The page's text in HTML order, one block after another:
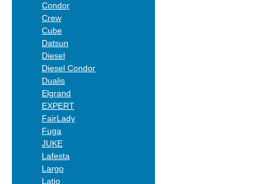
Condor
Crew
Cube
Datsun
Diesel
Diesel Condor
Dualis
Elgrand
EXPERT
FairLady
Fuga
JUKE
Lafesta
Largo
Latio